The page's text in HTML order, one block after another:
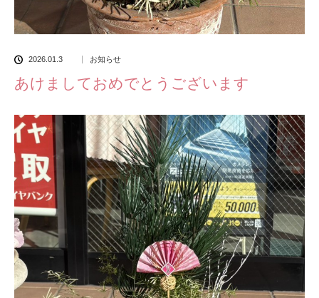
2026.01.3 お知らせ
あけましておめでとうございます